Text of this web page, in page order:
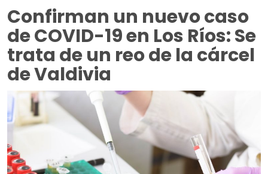
Confirman un nuevo caso
de COVID-19 en Los Ríos: Se
trata de un reo de la cárcel
de Valdivia